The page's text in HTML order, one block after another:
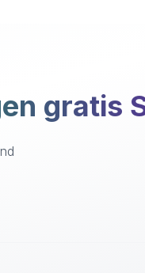
gratis